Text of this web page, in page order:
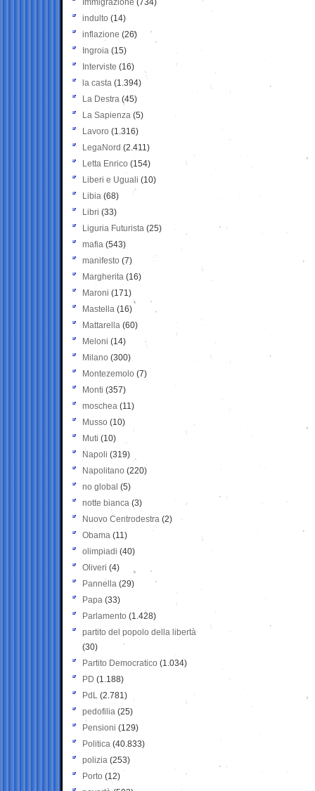
Immigrazione (734)
indulto (14)
inflazione (26)
Ingroia (15)
Interviste (16)
la casta (1.394)
La Destra (45)
La Sapienza (5)
Lavoro (1.316)
LegaNord (2.411)
Letta Enrico (154)
Liberi e Uguali (10)
Libia (68)
Libri (33)
Liguria Futurista (25)
mafia (543)
manifesto (7)
Margherita (16)
Maroni (171)
Mastella (16)
Mattarella (60)
Meloni (14)
Milano (300)
Montezemolo (7)
Monti (357)
moschea (11)
Musso (10)
Muti (10)
Napoli (319)
Napolitano (220)
no global (5)
notte bianca (3)
Nuovo Centrodestra (2)
Obama (11)
olimpiadi (40)
Oliveri (4)
Pannella (29)
Papa (33)
Parlamento (1.428)
partito del popolo della libertà
(30)
Partito Democratico (1.034)
PD (1.188)
PdL (2.781)
pedofilia (25)
Pensioni (129)
Politica (40.833)
polizia (253)
Porto (12)